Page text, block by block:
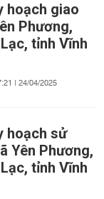
hoạch giao
Phương,
tỉnh Vĩnh
| 24/04/2025
hoạch sử
Yên Phương,
tỉnh Vĩnh